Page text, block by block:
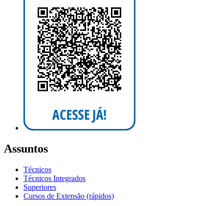
Assuntos
Técnicos
Técnicos Integrados
Superiores
Cursos de Extensão (rápidos)